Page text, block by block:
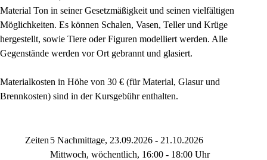
Material Ton in seiner Gesetzmäßigkeit und seinen vielfältigen
Möglichkeiten. Es können Schalen, Vasen, Teller und Krüge
hergestellt, sowie Tiere oder Figuren modelliert werden. Alle
Gegenstände werden vor Ort gebrannt und glasiert.
Materialkosten in Höhe von 30 € (für Material, Glasur und
Brennkosten) sind in der Kursgebühr enthalten.
Zeiten 5 Nachmittage, 23.09.2026 - 21.10.2026
Mittwoch, wöchentlich, 16:00 - 18:00 Uhr